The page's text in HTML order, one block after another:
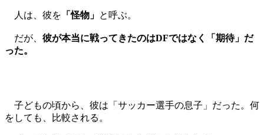
人は、彼を 「怪物」 と呼ぶ。
だが、 彼が本当に戦ってきたのはDFではなく「期待」だ
った。
子どもの頃から、彼は「サッカー選手の息子」だった。何
をしても、比較される。